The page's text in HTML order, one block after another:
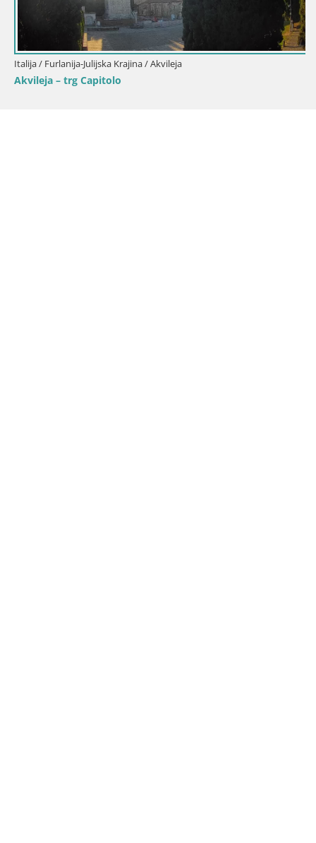
Italija / Furlanija-Julijska Krajina / Akvileja
Akvileja – trg Capitolo